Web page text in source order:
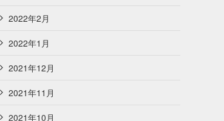
2022年2月
2022年1月
2021年12月
2021年11月
2021年10月